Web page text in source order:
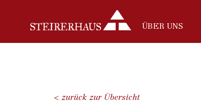
ÜBER UNS
< zurück zur Übersicht